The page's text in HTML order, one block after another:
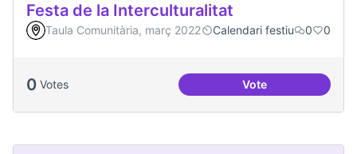
Festa de la Interculturalitat
Taula Comunitària, març 2022 Calendari festiu 0 0
0 Votes VoteFesta de la